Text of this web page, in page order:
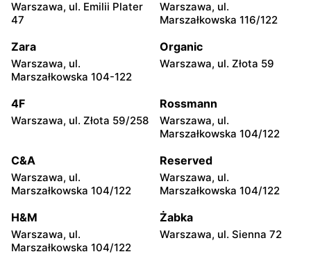
Łowicz, ul. Stanisława
Stanisławskiego 10
Ciechanów, ul. Niechodzka
5
5.10.15
Kozienice, ul. Radomska
14a
5.10.15
Siedlce, ul. Józefa
5.10.15
Sokołów Podlaski, ul.
5.10.15
Przasnysz, ul. Orlika 18
5.10.15
Radom, ul. Andrzeja Struga
60
5.10.15
Ryki, ul. Rynek Stary 1/5
5.10.15
Głowno, ul. Władysława
Sikorskiego 59
5.10.15
Dęblin, ul. Rynek 30
Warszawa, ul. Emilii Plater
47
Warszawa, ul.
Marszałkowska 116/122
Zara
Warszawa, ul.
Marszałkowska 104-122
Organic
Warszawa, ul. Złota 59
4F
Warszawa, ul. Złota 59/258
Rossmann
Warszawa, ul.
Marszałkowska 104/122
C&A
Warszawa, ul.
Marszałkowska 104/122
Reserved
Warszawa, ul.
Marszałkowska 104/122
H&M
Warszawa, ul.
Marszałkowska 104/122
Żabka
Warszawa, ul. Sienna 72